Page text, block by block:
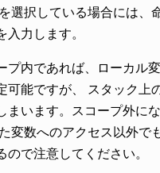
選択している場合には、
力します。
プ内であれば、ローカル
可能ですが、 スタック上
まいます。スコープ外に
変数へのアクセス以外で
ので注意してください。